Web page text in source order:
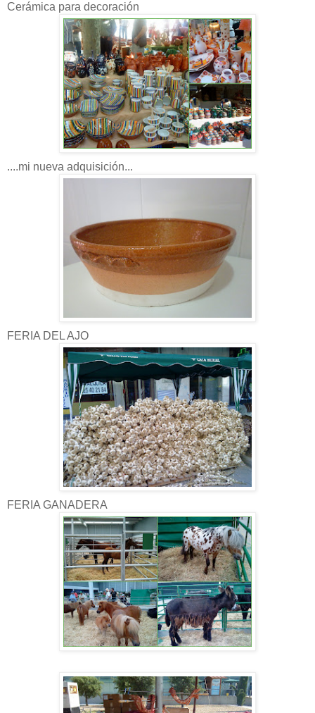
Cerámica para decoración
....mi nueva adquisición...
FERIA DEL AJO
FERIA GANADERA